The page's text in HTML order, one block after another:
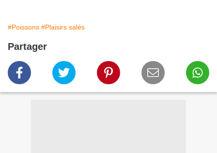
#Poissons #Plaisirs salés
Partager